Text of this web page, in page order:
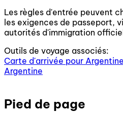
Les règles d'entrée peuvent
les exigences de passeport,
autorités d'immigration
Outils de voyage associés:
Carte d'arrivée pour Argentine
Argentine
Pied de page